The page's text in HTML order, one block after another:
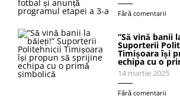
Fără comentarii
”Să vină banii
Suporterii
Timișoara își
echipa cu o
14 martie 2025
Fără comentarii